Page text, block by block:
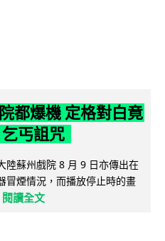
都爆機 定格對白竟
丐詛咒
陸蘇州戲院 8 月 9 日亦傳出在
冒煙情況，而播放停止時的畫
閱讀全文